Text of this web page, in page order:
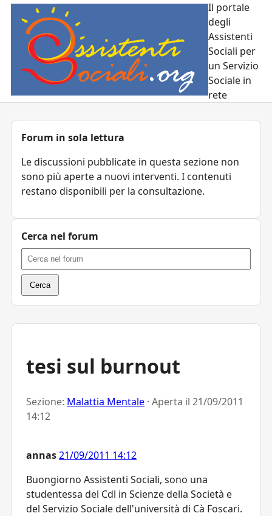
Il portale
degli
Assistenti
Sociali per
un Servizio
Sociale in
rete
tesi sul burnout
Sezione: Malattia Mentale · Aperta il 21/09/2011
14:12
annas21/09/2011 14:12
Buongiorno Assistenti Sociali, sono una
studentessa del Cdl in Scienze della Società e
del Servizio Sociale dell'università di Cà Foscari.
Forum in sola lettura
Le discussioni pubblicate in questa sezione non
sono più aperte a nuovi interventi. I contenuti
restano disponibili per la consultazione.
Cerca nel forum
Cerca